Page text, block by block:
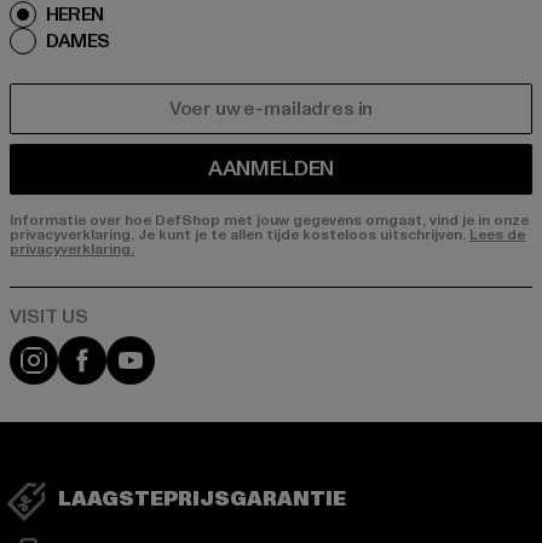
HEREN
DAMES
AANMELDEN
Informatie over hoe DefShop met jouw gegevens omgaat, vind je in onze
privacyverklaring. Je kunt je te allen tijde kosteloos uitschrijven. Lees de
privacyverklaring.
Visit our Instagram page:
Visit our Facebook page:
Visit our YouTube channel:
LAAGSTEPRIJSGARANTIE